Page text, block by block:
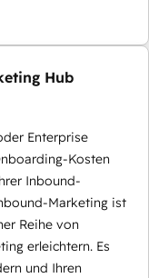
Hub
Enterprise
Kosten
Inbound-
Marketing ist
Reihe von
erleichtern. Es
und Ihren